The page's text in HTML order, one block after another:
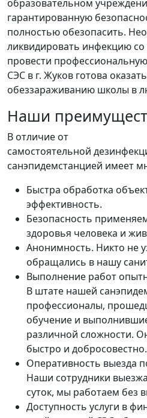
образовательном
гарантированную
полностью обезопасить.
ликвидировать инфекцию со
провести
СЭС в г. Жуков готова
обеззараживанию школы в
Наши
В отличие от
самостоятельной
санэпидемстанцией имеет
Быстра обработка
эффективность.
Безопасность
здоровья человека и
Анонимность. Никто не
обращались в нашу
Выполнение работ
В штате нашей
профессионалы,
обучение и
различной сложности.
быстро и добросовестно.
Оперативность выезда
Наши сотрудники
суток, мы работаем без
Доступность услуги в